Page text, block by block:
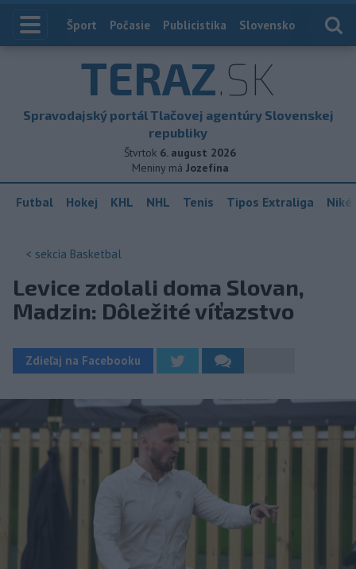
Index
Šport Počasie Publicistika Slovensko
TERAZ.SK
Spravodajský portál Tlačovej agentúry Slovenskej
republiky
Štvrtok 6. august 2026
Meniny má Jozefína
Futbal Hokej KHL NHL Tenis Tipos Extraliga
< sekcia Basketbal
Levice zdolali doma Slovan,
Madzin: Dôležité víťazstvo
Zdieľaj na Facebooku